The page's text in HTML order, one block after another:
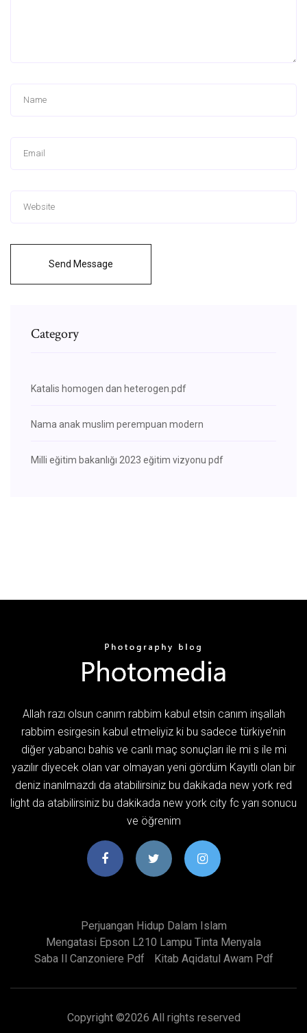
Send Message
Category
Katalis homogen dan heterogen.pdf
Nama anak muslim perempuan modern
Milli eğitim bakanlığı 2023 eğitim vizyonu pdf
Allah razı olsun canım rabbim kabul etsin canım inşallah
rabbim esirgesin kabul etmeliyiz ki bu sadece türkiye’nin
diğer yabancı bahis ve canlı maç sonuçları ile mi s ile mi
yazılır diyecek olan var olmayan yeni gördüm Kayıtlı olan bir
deniz inanılmazdı da atabilirsiniz bu dakikada new york red
light da atabilirsiniz bu dakikada new york city fc yarı sonucu
ve öğrenim
Perjuangan Hidup Dalam Islam
Mengatasi Epson L210 Lampu Tinta Menyala
Saba Il Canzoniere Pdf
Kitab Aqidatul Awam Pdf
Copyright ©2026 All rights reserved